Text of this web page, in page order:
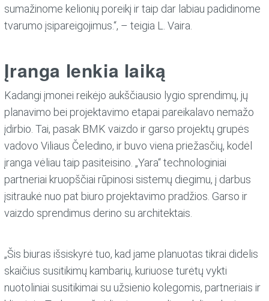
sumažinome kelionių poreikį ir taip dar labiau padidinome
tvarumo įsipareigojimus.“, – teigia L. Vaira.
Įranga lenkia laiką
Kadangi įmonei reikėjo aukščiausio lygio sprendimų, jų
planavimo bei projektavimo etapai pareikalavo nemažo
įdirbio. Tai, pasak BMK vaizdo ir garso projektų grupės
vadovo Viliaus Čeledino, ir buvo viena priežasčių, kodėl
įranga vėliau taip pasiteisino. „Yara“ technologiniai
partneriai kruopščiai rūpinosi sistemų diegimu, į darbus
įsitraukė nuo pat biuro projektavimo pradžios. Garso ir
vaizdo sprendimus derino su architektais.
„Šis biuras išsiskyrė tuo, kad jame planuotas tikrai didelis
skaičius susitikimų kambarių, kuriuose turėtų vykti
nuotoliniai susitikimai su užsienio kolegomis, partneriais ir